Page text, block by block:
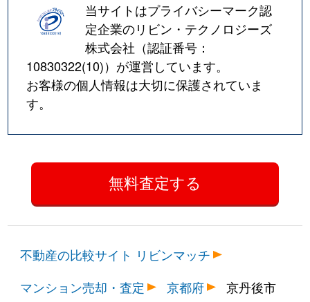
当サイトはプライバシーマーク認
定企業のリビン・テクノロジーズ
株式会社（認証番号：
10830322(10)）が運営しています。
お客様の個人情報は大切に保護されていま
す。
不動産の比較サイト リビンマッチ
マンション売却・査定
京都府 京丹後市